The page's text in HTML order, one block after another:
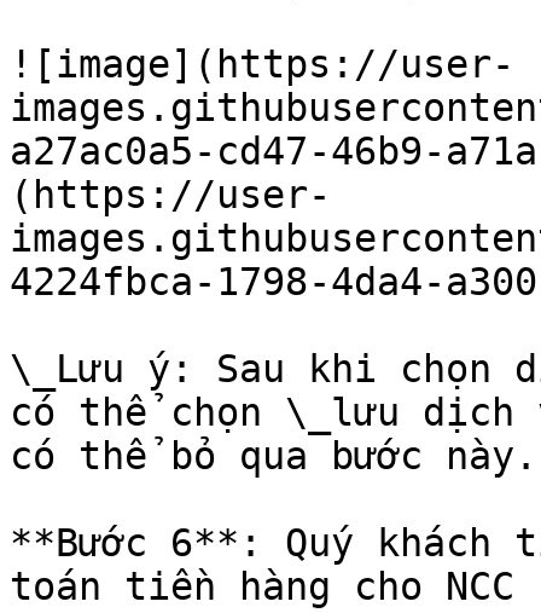
![image](https://user-
a27ac0a5-cd47-46b9-
(https://user-
4224fbca-1798-4da4-
\_Lưu ý: Sau khi chọn
có thể chọn \_lưu dịch
có thể bỏ qua bước này.
**Bước 6**: Quý khách
toán tiền hàng cho